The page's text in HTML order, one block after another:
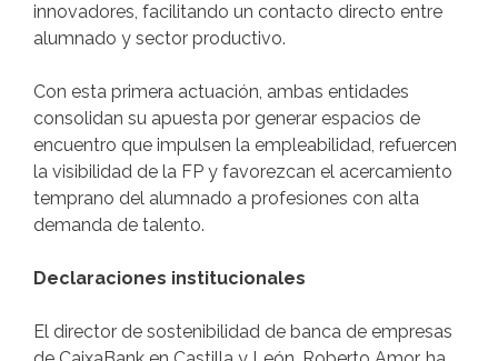
innovadores, facilitando un contacto directo entre
alumnado y sector productivo.
Con esta primera actuación, ambas entidades
consolidan su apuesta por generar espacios de
encuentro que impulsen la empleabilidad, refuercen
la visibilidad de la FP y favorezcan el acercamiento
temprano del alumnado a profesiones con alta
demanda de talento.
Declaraciones institucionales
El director de sostenibilidad de banca de empresas